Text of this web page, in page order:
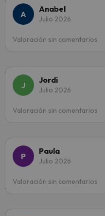
Anabel
Julio 2026
Valoración sin comentarios
Jordi
Julio 2026
Valoración sin comentarios
Paula
Julio 2026
Valoración sin comentarios